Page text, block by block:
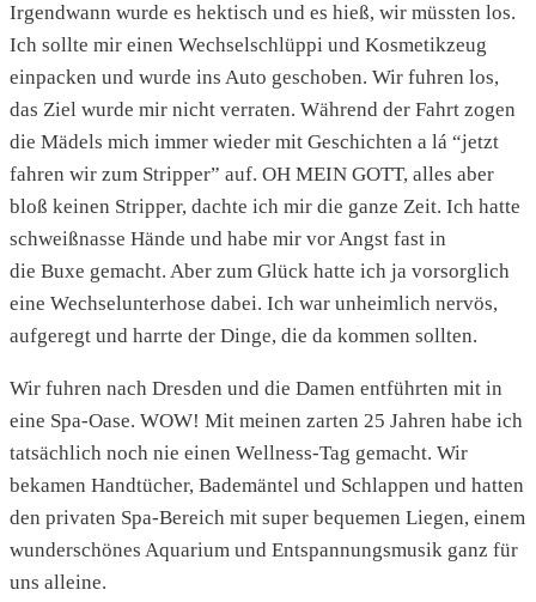
Irgendwann wurde es hektisch und es hieß, wir müssten los.
Ich sollte mir einen Wechselschlüppi und Kosmetikzeug
einpacken und wurde ins Auto geschoben. Wir fuhren los,
das Ziel wurde mir nicht verraten. Während der Fahrt zogen
die Mädels mich immer wieder mit Geschichten a lá “jetzt
fahren wir zum Stripper” auf. OH MEIN GOTT, alles aber
bloß keinen Stripper, dachte ich mir die ganze Zeit. Ich hatte
schweißnasse Hände und habe mir vor Angst fast in
die Buxe gemacht. Aber zum Glück hatte ich ja vorsorglich
eine Wechselunterhose dabei. Ich war unheimlich nervös,
aufgeregt und harrte der Dinge, die da kommen sollten.
Wir fuhren nach Dresden und die Damen entführten mit in
eine Spa-Oase. WOW! Mit meinen zarten 25 Jahren habe ich
tatsächlich noch nie einen Wellness-Tag gemacht. Wir
bekamen Handtücher, Bademäntel und Schlappen und hatten
den privaten Spa-Bereich mit super bequemen Liegen, einem
wunderschönes Aquarium und Entspannungsmusik ganz für
uns alleine.